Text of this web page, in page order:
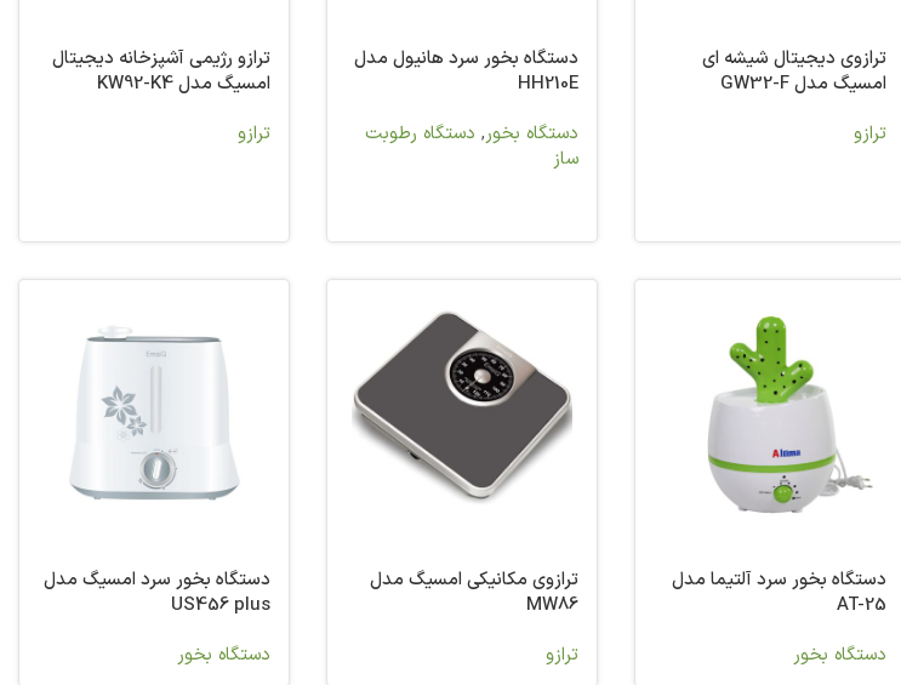
ترازوی دیجیتال شیشه ای
امسیگ مدل GW32-F
ترازو
دستگاه بخور سرد هانیول مدل
HH210E
دستگاه بخور, دستگاه رطوبت
ساز
ترازو رژیمی آشپزخانه دیجیتال
امسیگ مدل KW92-K4
ترازو
دستگاه بخور سرد آلتیما مدل
AT-25
دستگاه بخور
ترازوی مکانیکی امسیگ مدل
MW86
ترازو
دستگاه بخور سرد امسیگ مدل
US456 plus
دستگاه بخور